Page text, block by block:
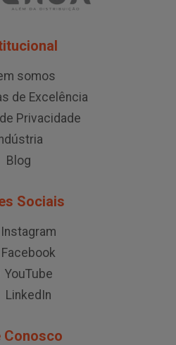
somos
de Excelência
Privacidade
Blog
Sociais
Instagram
Facebook
YouTube
LinkedIn
Conosco